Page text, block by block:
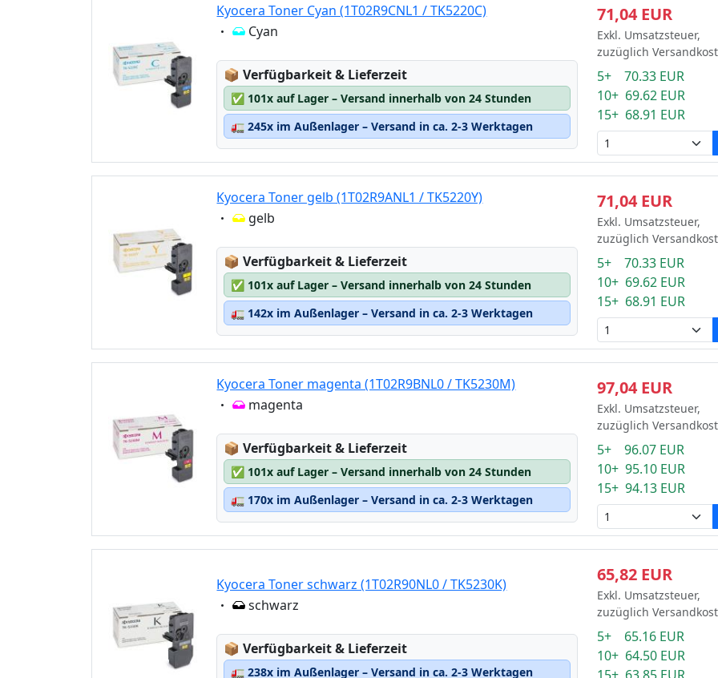
Kyocera Toner Cyan (1T02R9CNL1 / TK5220C)
Eigenschaft:
Cyan
📦Lagerstatus:
Verfügbarkeit & Lieferzeit
✅ 101x auf Lager – Versand innerhalb von 24 Stunden
🚛 245x im Außenlager – Versand in ca. 2-3 Werktagen
71,04 EUR
Exkl. Umsatzsteuer,
zuzüglich
5+ 70.33 EUR
10+ 69.62 EUR
15+ 68.91 EUR
Kyocera Toner gelb (1T02R9ANL1 / TK5220Y)
Eigenschaft:
gelb
📦Lagerstatus:
Verfügbarkeit & Lieferzeit
✅ 101x auf Lager – Versand innerhalb von 24 Stunden
🚛 142x im Außenlager – Versand in ca. 2-3 Werktagen
71,04 EUR
Exkl. Umsatzsteuer,
zuzüglich
5+ 70.33 EUR
10+ 69.62 EUR
15+ 68.91 EUR
Kyocera Toner magenta (1T02R9BNL0 / TK5230M)
Eigenschaft:
magenta
📦Lagerstatus:
Verfügbarkeit & Lieferzeit
✅ 101x auf Lager – Versand innerhalb von 24 Stunden
🚛 170x im Außenlager – Versand in ca. 2-3 Werktagen
97,04 EUR
Exkl. Umsatzsteuer,
zuzüglich
5+ 96.07 EUR
10+ 95.10 EUR
15+ 94.13 EUR
Kyocera Toner schwarz (1T02R90NL0 / TK5230K)
Eigenschaft:
schwarz
📦Lagerstatus:
Verfügbarkeit & Lieferzeit
🚛 238x im Außenlager – Versand in ca. 2-3 Werktagen
65,82 EUR
Exkl. Umsatzsteuer,
zuzüglich
5+ 65.16 EUR
10+ 64.50 EUR